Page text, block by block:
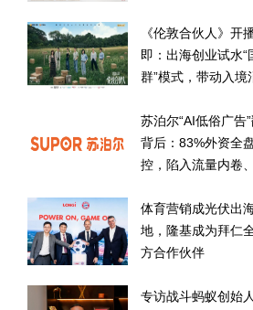
《伦敦合伙人》开
即：出海创业试水“
群”模式，带动入境
苏泊尔“AI低俗广告
背后：83%外资全
控，陷入流量内卷
体育营销成光伏出
地，隆基成为拜仁
方合作伙伴
专访战斗蚂蚁创始